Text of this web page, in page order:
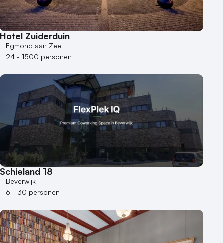
Hotel Zuiderduin
Egmond aan Zee
24 - 1500 personen
Schieland 18
Beverwijk
6 - 30 personen